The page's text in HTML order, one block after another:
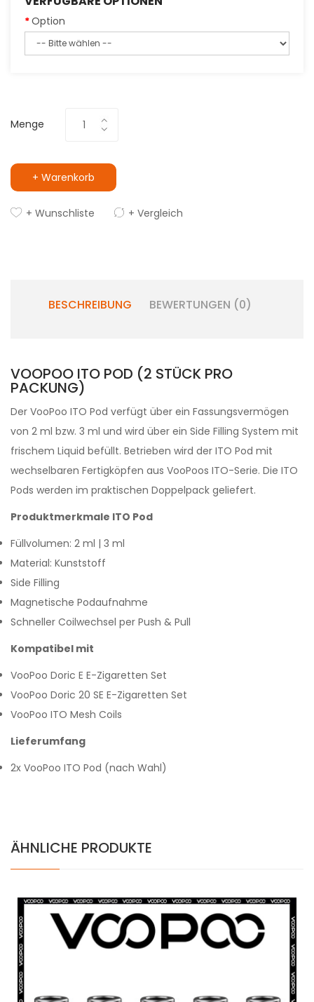
Option
Menge
+ Warenkorb
+ Wunschliste + Vergleich
BESCHREIBUNG BEWERTUNGEN (0)
VOOPOO ITO POD (2 STÜCK PRO
PACKUNG)
Der VooPoo ITO Pod verfügt über ein Fassungsvermögen
von 2 ml bzw. 3 ml und wird über ein Side Filling System mit
frischem Liquid befüllt. Betrieben wird der ITO Pod mit
wechselbaren Fertigköpfen aus VooPoos ITO-Serie. Die ITO
Pods werden im praktischen Doppelpack geliefert.
Produktmerkmale ITO Pod
Füllvolumen: 2 ml | 3 ml
Material: Kunststoff
Side Filling
Magnetische Podaufnahme
Schneller Coilwechsel per Push & Pull
Kompatibel mit
VooPoo Doric E E-Zigaretten Set
VooPoo Doric 20 SE E-Zigaretten Set
VooPoo ITO Mesh Coils
Lieferumfang
2x VooPoo ITO Pod (nach Wahl)
ÄHNLICHE PRODUKTE